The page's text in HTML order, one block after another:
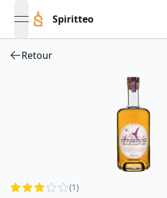
open navigation menu
Spiritteo
Retour
Reviews (1)